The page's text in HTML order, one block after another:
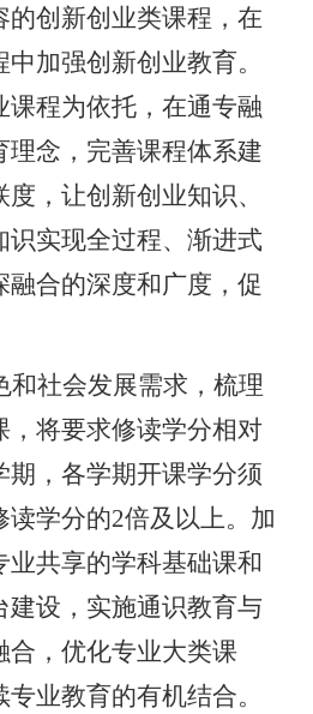
的创新创业类课程，在
加强创新创业教育。
课程为依托，在通专融
理念，完善课程体系建
，让创新创业知识、
识实现全过程、渐进式
融合的深度和广度，促
和社会发展需求，梳理
，将要求修读学分相对
期，各学期开课学分须
读学分的2倍及以上。加
业共享的学科基础课和
建设，实施通识教育与
合，优化专业大类课
业教育的有机结合。